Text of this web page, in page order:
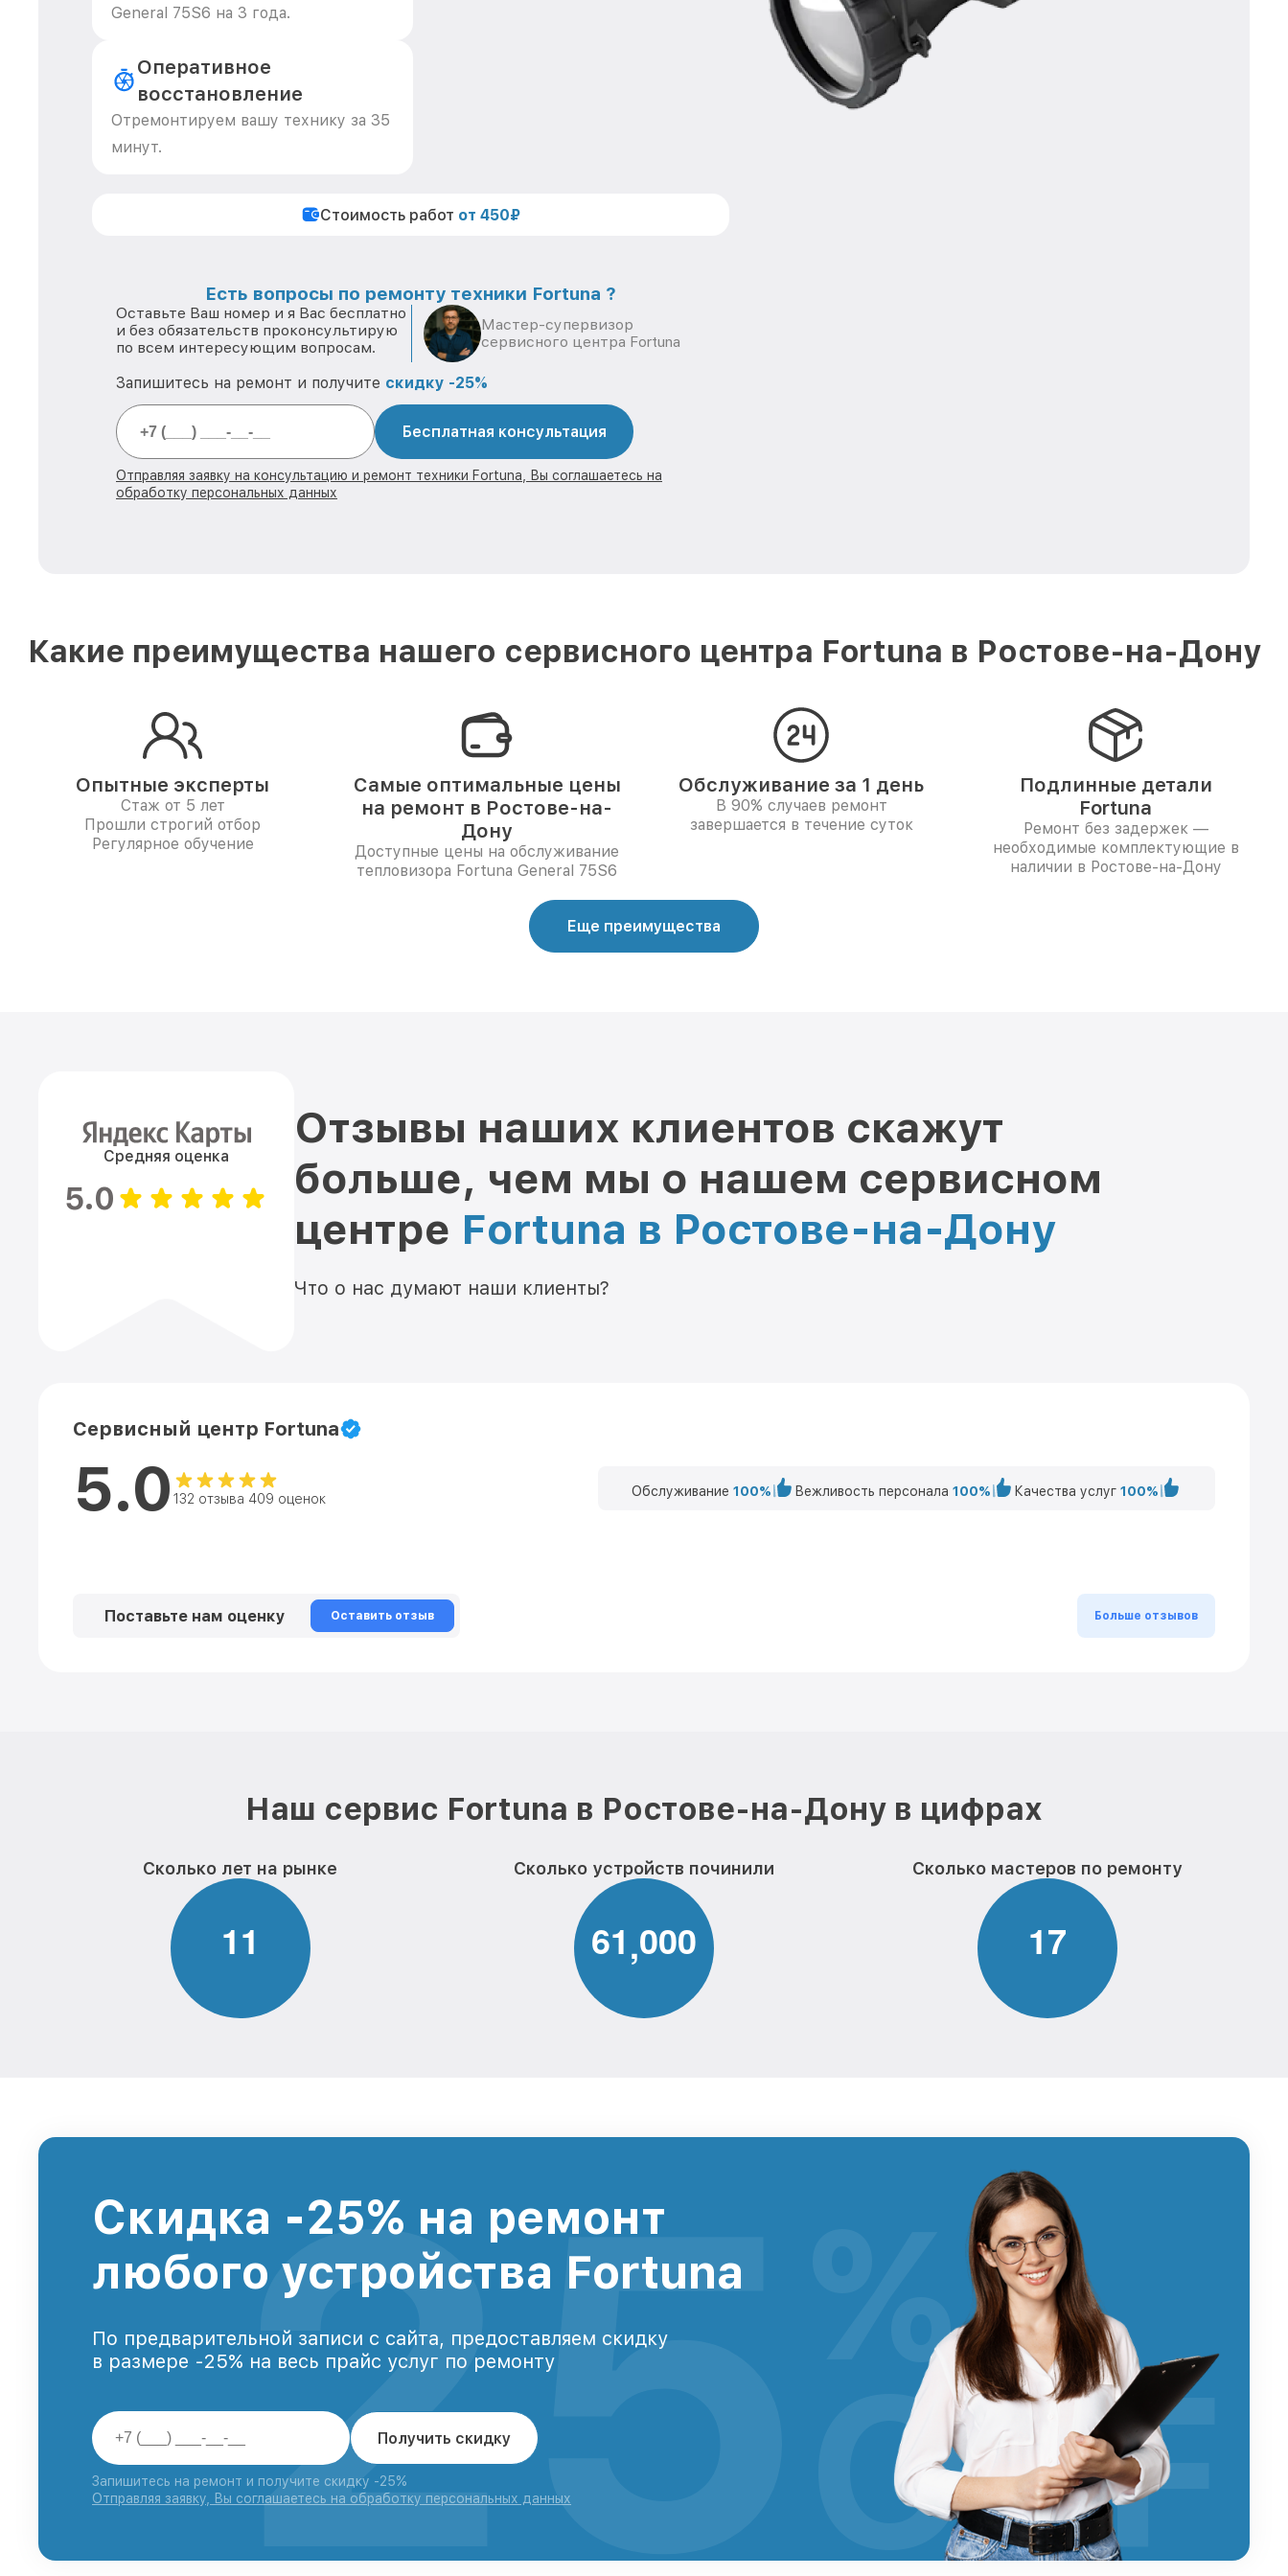
General 75S6 на 3 года.
Оперативное
восстановление
Отремонтируем вашу технику за 35
минут.
Стоимость работ от 450₽
Есть вопросы по ремонту техники Fortuna ?
Оставьте Ваш номер и я Вас бесплатно
и без обязательств проконсультирую
по всем интересующим вопросам.
Мастер-супервизор
сервисного центра Fortuna
Запишитесь на ремонт и получите скидку -25%
Бесплатная консультация
Отправляя заявку на консультацию и ремонт техники Fortuna, Вы соглашаетесь на
обработку персональных данных
Какие преимущества нашего сервисного центра Fortuna в Ростове-на-Дону
Опытные эксперты
Стаж от 5 лет
Прошли строгий отбор
Регулярное обучение
Самые оптимальные цены
на ремонт в Ростове-на-
Дону
Доступные цены на обслуживание
тепловизора Fortuna General 75S6
Обслуживание за 1 день
В 90% случаев ремонт
завершается в течение суток
Подлинные детали
Fortuna
Ремонт без задержек —
необходимые комплектующие в
наличии в Ростове-на-Дону
Еще преимущества
Средняя оценка
5.0
Отзывы наших клиентов скажут
больше, чем мы о нашем сервисном
центре Fortuna в Ростове-на-Дону
Что о нас думают наши клиенты?
Сервисный центр Fortuna
5.0 132 отзыва 409 оценок Обслуживание 100% Вежливость персонала 100% Качества услуг 100%
Поставьте нам оценку Оставить отзыв Больше отзывов
Наш сервис Fortuna в Ростове-на-Дону в цифрах
Сколько лет на рынке
11
Сколько устройств починили
61,000
Сколько мастеров по ремонту
17
Скидка -25% на ремонт
любого устройства Fortuna
По предварительной записи с сайта, предоставляем скидку
в размере -25% на весь прайс услуг по ремонту
Получить скидку
Запишитесь на ремонт и получите скидку -25%
Отправляя заявку, Вы соглашаетесь на обработку персональных данных
25 %
OFF